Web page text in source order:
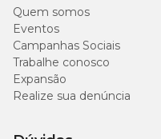
Quem somos
Eventos
Campanhas Sociais
Trabalhe conosco
Expansão
Realize sua denúncia